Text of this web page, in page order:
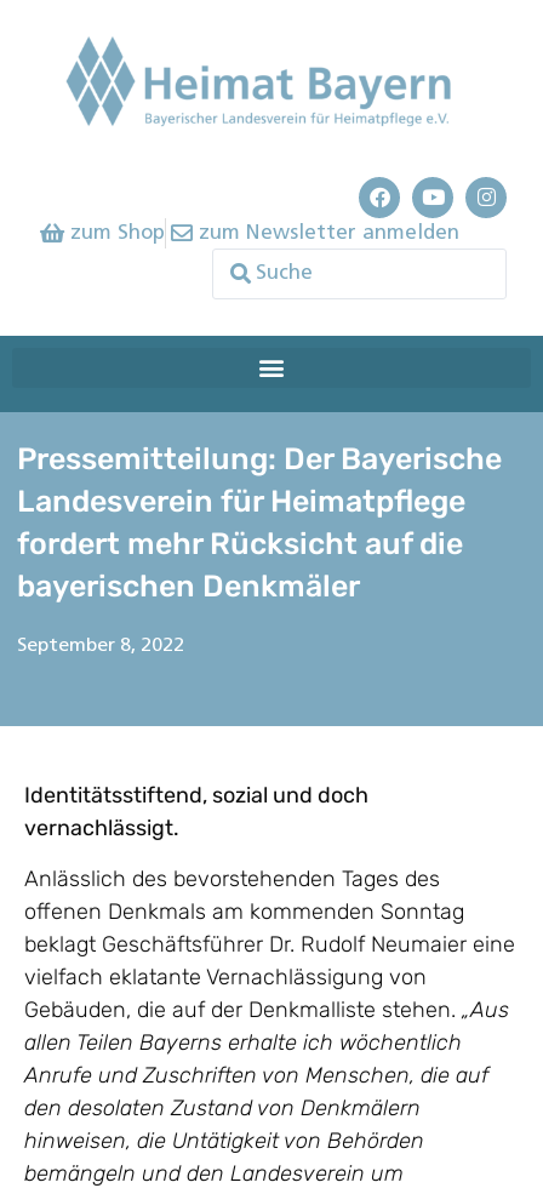
zum Shop zum Newsletter anmelden
Pressemitteilung: Der Bayerische
Landesverein für Heimatpflege
fordert mehr Rücksicht auf die
bayerischen Denkmäler
September 8, 2022
Identitätsstiftend, sozial und doch
vernachlässigt.
Anlässlich des bevorstehenden Tages des
offenen Denkmals am kommenden Sonntag
beklagt Geschäftsführer Dr. Rudolf Neumaier eine
vielfach eklatante Vernachlässigung von
Gebäuden, die auf der Denkmalliste stehen. „Aus
allen Teilen Bayerns erhalte ich wöchentlich
Anrufe und Zuschriften von Menschen, die auf
den desolaten Zustand von Denkmälern
hinweisen, die Untätigkeit von Behörden
bemängeln und den Landesverein um